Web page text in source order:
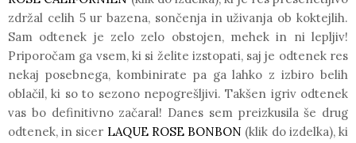
zdržal celih 5 ur bazena, sončenja in uživanja ob koktejlih.
Sam odtenek je zelo zelo obstojen, mehek in ni lepljiv!
Priporočam ga vsem, ki si želite izstopati, saj je odtenek res
nekaj posebnega, kombinirate pa ga lahko z izbiro belih
oblačil, ki so to sezono nepogrešljivi. Takšen igriv odtenek
vas bo definitivno začaral! Danes sem preizkusila še drug
odtenek, in sicer LAQUE ROSE BONBON (klik do izdelka), ki